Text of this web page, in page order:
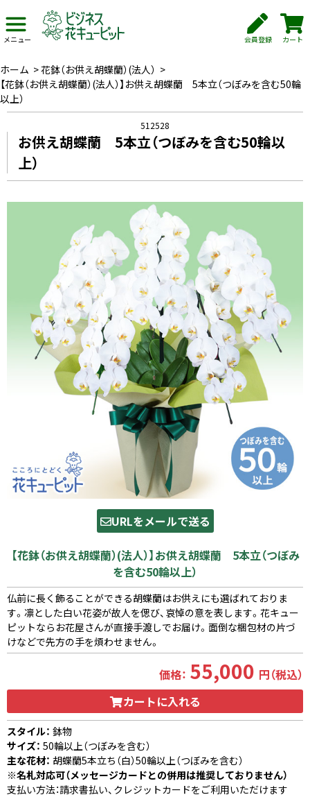
メニュー 会員登録 カート
ホーム >花鉢（お供え胡蝶蘭）(法人） >
【花鉢（お供え胡蝶蘭）(法人）】お供え胡蝶蘭 5本立（つぼみを含む50輪
以上）
512528
お供え胡蝶蘭 5本立（つぼみを含む50輪以
上）
URLをメールで送る
【花鉢（お供え胡蝶蘭）(法人）】お供え胡蝶蘭 5本立（つぼみ
を含む50輪以上）
仏前に長く飾ることができる胡蝶蘭はお供えにも選ばれておりま
す。凛とした白い花姿が故人を偲び、哀悼の意を表します。花キュー
ピットならお花屋さんが直接手渡しでお届け。面倒な梱包材の片づ
けなどで先方の手を煩わせません。
価格： 55,000 円（税込）
カートに入れる
スタイル： 鉢物
サイズ： 50輪以上（つぼみを含む）
主な花材： 胡蝶蘭5本立ち（白）50輪以上（つぼみを含む）
※名札対応可（メッセージカードとの併用は推奨しておりません）
支払い方法：請求書払い、クレジットカードをご利用いただけます